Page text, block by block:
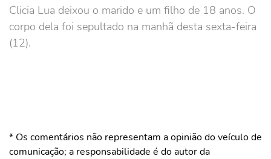
Clicia Lua deixou o marido e um filho de 18 anos. O
corpo dela foi sepultado na manhã desta sexta-feira
(12).
* Os comentários não representam a opinião do veículo de
comunicação; a responsabilidade é do autor da